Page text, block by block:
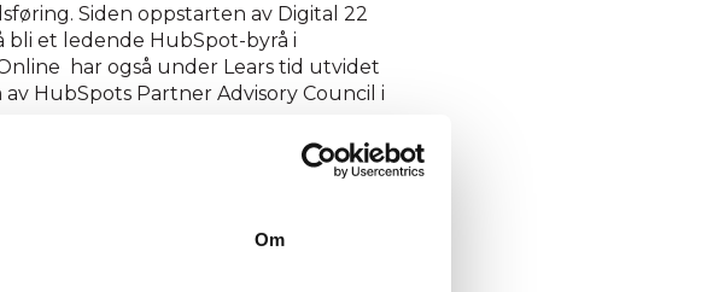
Om
Siden oppstarten av Digital 22
bli et ledende HubSpot-byrå i
har også under Lears tid utvidet
HubSpots Partner Advisory Council i
sier Jesse Maula, CEO i